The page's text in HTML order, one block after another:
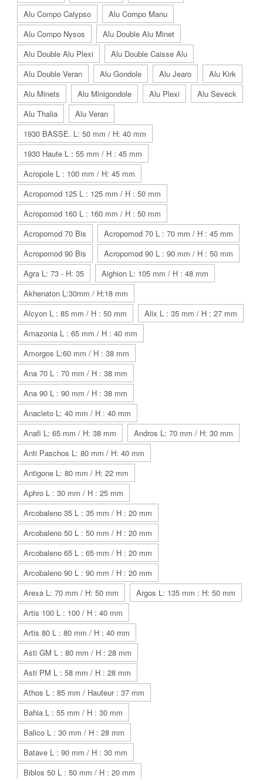
Alu Compo Calypso
Alu Compo Manu
Alu Compo Nysos
Alu Double Alu Minet
Alu Double Alu Plexi
Alu Double Caisse Alu
Alu Double Veran
Alu Gondole Alu Jearo
Alu Kirk
Alu Minets
Alu Minigondole Alu Plexi
Alu Seveck
Alu Thalia
Alu Veran
1930 BASSE. L: 50 mm / H: 40 mm
1930 Haute L : 55 mm / H : 45 mm
Acropole L : 100 mm / H: 45 mm
Acropomod 125 L : 125 mm / H : 50 mm
Acropomod 160 L : 160 mm / H : 50 mm
Acropomod 70 Bis
Acropomod 70 L : 70 mm / H : 45 mm
Acropomod 90 Bis
Acropomod 90 L : 90 mm / H : 50 mm
Agra L: 73 - H: 35
Aighion L: 105 mm / H : 48 mm
Akhenaton L:30mm / H:18 mm
Alcyon L : 85 mm / H : 50 mm
Alix L : 35 mm / H : 27 mm
Amazonia L : 65 mm / H : 40 mm
Amorgos L:60 mm / H : 38 mm
Ana 70 L : 70 mm / H : 38 mm
Ana 90 L : 90 mm / H : 38 mm
Anacleto L: 40 mm / H : 40 mm
Anafi L: 65 mm / H: 38 mm
Andros L: 70 mm / H: 30 mm
Anti Paschos L: 80 mm / H: 40 mm
Antigone L: 80 mm / H: 22 mm
Aphro L : 30 mm / H : 25 mm
Arcobaleno 35 L : 35 mm / H : 20 mm
Arcobaleno 50 L : 50 mm / H : 20 mm
Arcobaleno 65 L : 65 mm / H : 20 mm
Arcobaleno 90 L : 90 mm / H : 20 mm
Arexa L: 70 mm / H: 50 mm
Argos L: 135 mm : H: 50 mm
Artis 100 L : 100 / H : 40 mm
Artis 80 L : 80 mm / H : 40 mm
Asti GM L : 80 mm / H : 28 mm
Asti PM L : 58 mm / H : 28 mm
Athos L : 85 mm / Hauteur : 37 mm
Bahia L : 55 mm / H : 30 mm
Balico L : 30 mm / H : 28 mm
Batave L : 90 mm / H : 30 mm
Biblos 50 L : 50 mm / H : 20 mm